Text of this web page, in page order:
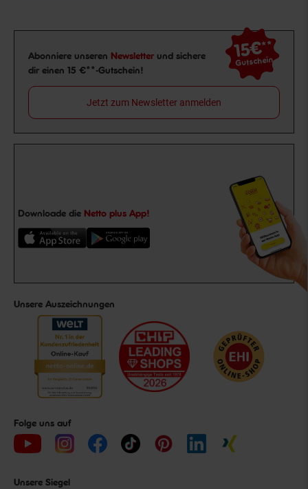
Newsletter Anmeldung
Abonniere unseren Newsletter und sichere
dir einen 15 €**-Gutschein!
15€**
Gutschein
Jetzt zum Newsletter anmelden
Downloade die Netto plus App!
Unsere Auszeichnungen
Folge uns auf
Unsere Siegel